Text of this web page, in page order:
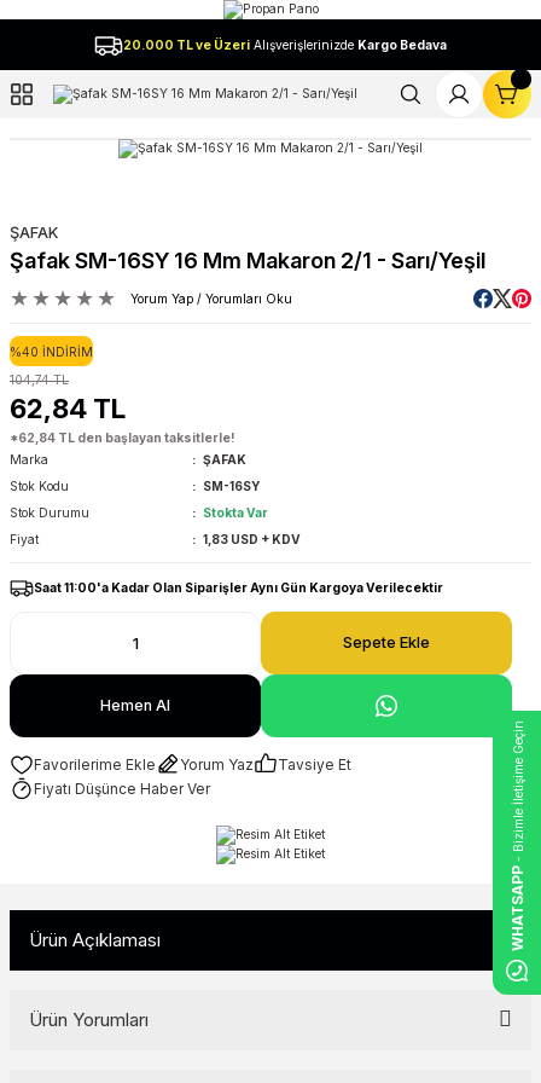
20.000 TL ve Üzeri Alışverişlerinizde Kargo Bedava
ŞAFAK
Şafak SM-16SY 16 Mm Makaron 2/1 - Sarı/Yeşil
Yorum Yap / Yorumları Oku
%40 İNDİRİM
104,74 TL
62,84 TL
*62,84 TL den başlayan taksitlerle!
Marka
ŞAFAK
Stok Kodu
SM-16SY
Stok Durumu
Stokta Var
Fiyat
1,83 USD + KDV
Saat 11:00'a Kadar Olan Siparişler Aynı Gün Kargoya Verilecektir
Sepete Ekle
Hemen Al
Yorum Yaz
Tavsiye Et
Fiyatı Düşünce Haber Ver
Ürün Açıklaması
Ürün Yorumları
WHATSAPP
- Bizimle İletişime Geçin